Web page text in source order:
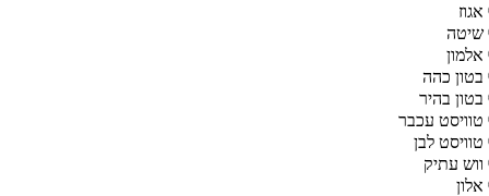
אגוז
שיטה
אלמון
בטון כהה
בטון בהיר
טוויסט עכבר
טוויסט לבן
ווש עתיק
אלון